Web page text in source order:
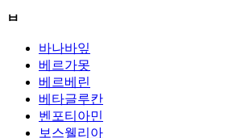
ㅂ
바나바잎
베르가못
베르베린
베타글루칸
벤포티아민
보스웰리아